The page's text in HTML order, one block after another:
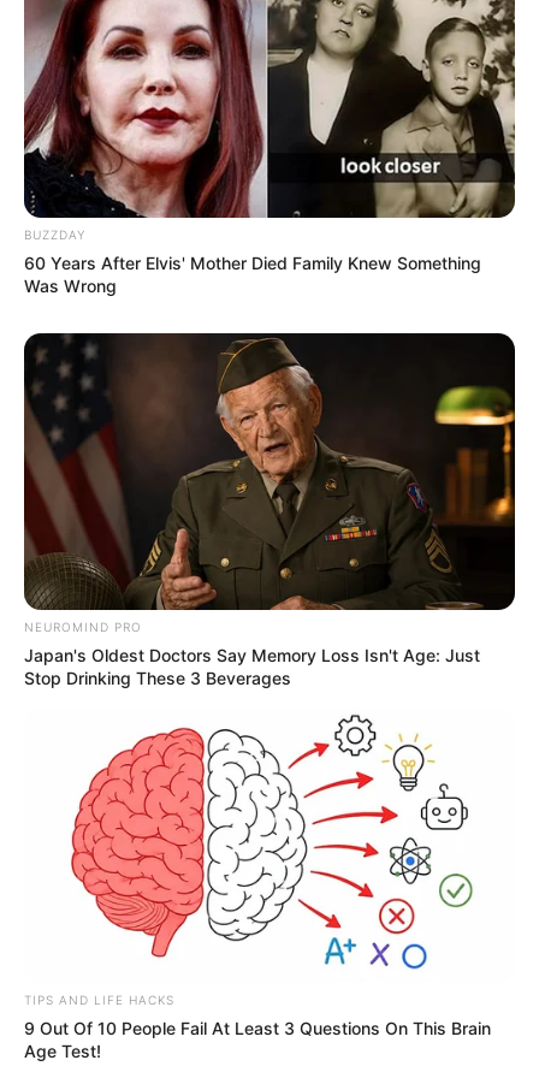
-ad9
Não temos como escolher qual animal vai morder a isca. Sim,
isso aconteceu, mas acredito que lidei com a situação da maneira
correta." O vídeo circulou em portais dosEstados Unidos,
Portugal e Brasilem menos de 48 horas. Aventuras na
Veja o momento exato nas imagens abaixo:
BUZZDAY
60 Years After Elvis' Mother Died Family Knew Something
Was Wrong
NEUROMIND PRO
Japan's Oldest Doctors Say Memory Loss Isn't Age: Just
Stop Drinking These 3 Beverages
TIPS AND LIFE HACKS
9 Out Of 10 People Fail At Least 3 Questions On This Brain
Age Test!